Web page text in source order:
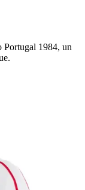
Portugal 1984, un